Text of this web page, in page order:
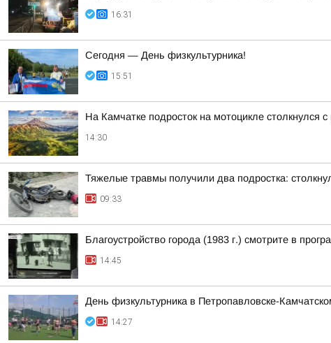
16:31
Сегодня — День физкультурника!
15:51
На Камчатке подросток на мотоцикле столкнулся с
14:30
Тяжелые травмы получили два подростка:
09:33
Благоустройство города (1983 г.) смотрите в
14:45
День физкультурника в Петропавловске-
14:27